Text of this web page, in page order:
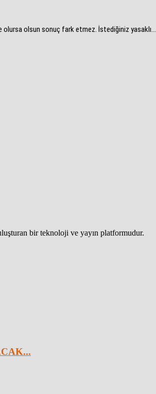
olursa olsun sonuç fark etmez. İstediğiniz yasaklı...
bir teknoloji ve yayın platformudur.